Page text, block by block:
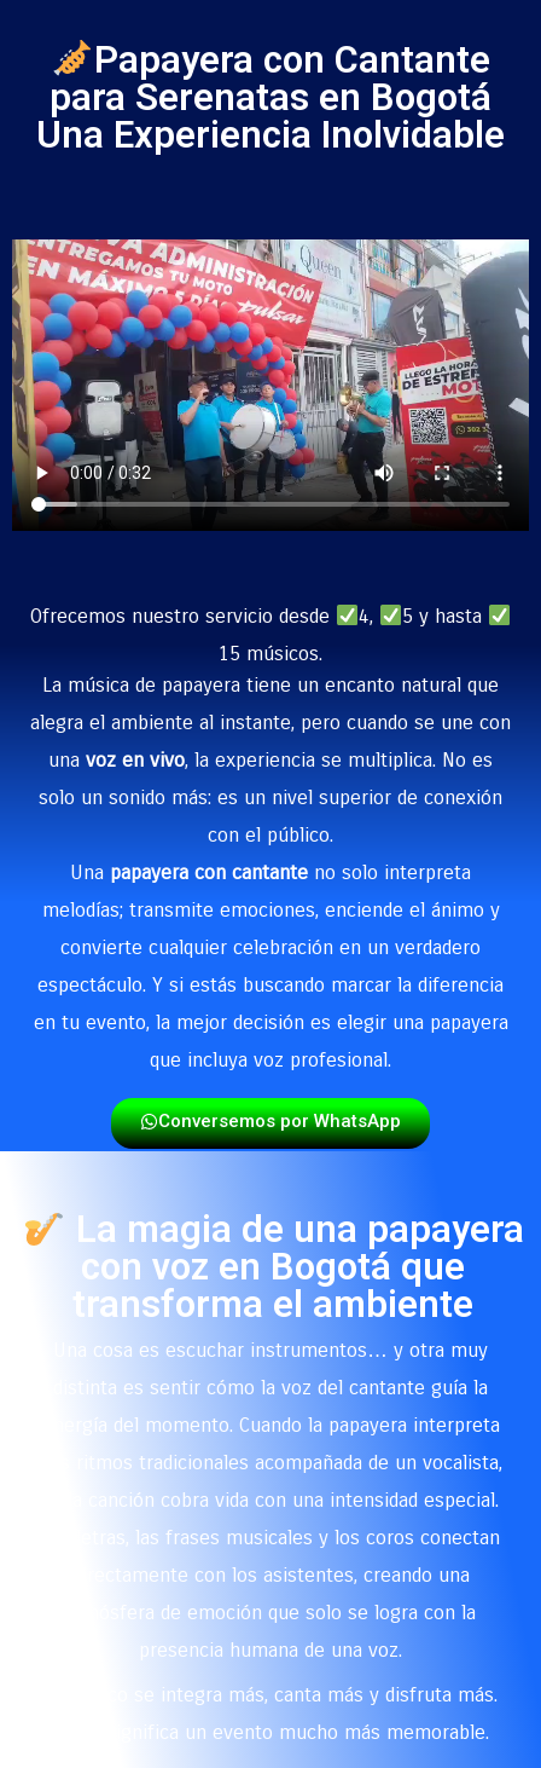
Papayera con Cantante
para Serenatas en Bogotá
Una Experiencia Inolvidable
Ofrecemos nuestro servicio desde 4,
5 y hasta
15 músicos.
La música de papayera tiene un encanto natural que
alegra el ambiente al instante, pero cuando se une con
una voz en vivo, la experiencia se multiplica. No es
solo un sonido más: es un nivel superior de conexión
con el público.
Una papayera con cantante no solo interpreta
melodías; transmite emociones, enciende el ánimo y
convierte cualquier celebración en un verdadero
espectáculo. Y si estás buscando marcar la diferencia
en tu evento, la mejor decisión es elegir una papayera
que incluya voz profesional.
Conversemos por WhatsApp
La magia de una papayera
con voz en Bogotá que
transforma el ambiente
Una cosa es escuchar instrumentos… y otra muy
distinta es sentir cómo la voz del cantante guía la
energía del momento. Cuando la papayera interpreta
sus ritmos tradicionales acompañada de un vocalista,
cada canción cobra vida con una intensidad especial.
Las letras, las frases musicales y los coros conectan
directamente con los asistentes, creando una
atmósfera de emoción que solo se logra con la
presencia humana de una voz.
El público se integra más, canta más y disfruta más.
Y eso significa un evento mucho más memorable.